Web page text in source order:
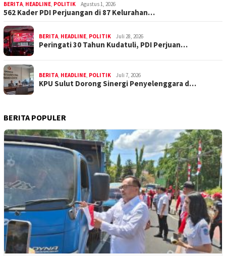
BERITA, HEADLINE, POLITIK Agustus 1, 2026
562 Kader PDI Perjuangan di 87 Kelurahan…
BERITA, HEADLINE, POLITIK Juli 28, 2026
Peringati 30 Tahun Kudatuli, PDI Perjuan…
BERITA, HEADLINE, POLITIK Juli 7, 2026
KPU Sulut Dorong Sinergi Penyelenggara d…
BERITA POPULER